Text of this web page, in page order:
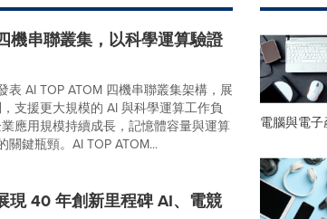
機串聯叢集，以科學運算驗證
AI TOP ATOM 四機串聯叢集架構，展
支援更大規模的 AI 與科學運算工作負
應用規模持續成長，記憶體容量與運算
鍵瓶頸。AI TOP ATOM...
現 40 年創新里程碑 AI、電競
電腦與電子